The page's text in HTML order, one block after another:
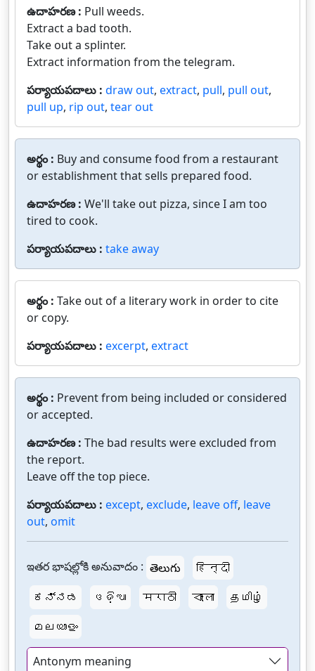
ఉదాహరణ : Pull weeds.
Extract a bad tooth.
Take out a splinter.
Extract information from the telegram.
పర్యాయపదాలు : draw out, extract, pull, pull out,
pull up, rip out, tear out
అర్థం : Buy and consume food from a restaurant
or establishment that sells prepared food.
ఉదాహరణ : We'll take out pizza, since I am too
tired to cook.
పర్యాయపదాలు : take away
అర్థం : Take out of a literary work in order to cite
or copy.
పర్యాయపదాలు : excerpt, extract
అర్థం : Prevent from being included or considered
or accepted.
ఉదాహరణ : The bad results were excluded from
the report.
Leave off the top piece.
పర్యాయపదాలు : except, exclude, leave off, leave
out, omit
ఇతర భాషల్లోకి అనువాదం : తెలుగు
हिन्दी
ಕನ್ನಡ
ଓଡ଼ିଆ मराठी বাংলা
தமிழ்
മലയാളം
Antonym meaning